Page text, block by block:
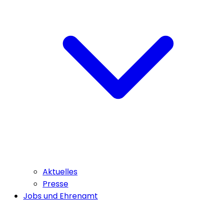
Aktuelles
Presse
Jobs und Ehrenamt